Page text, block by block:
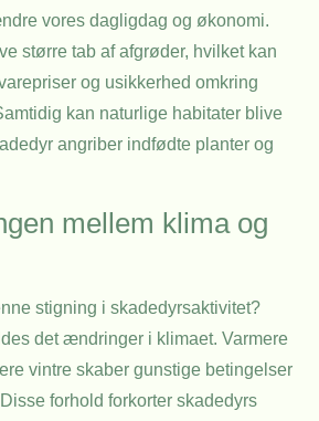
vores dagligdag og økonomi.
større tab af afgrøder, hvilket kan
og usikkerhed omkring
kan naturlige habitater blive
angriber indfødte planter og
mellem klima og
stigning i skadedyrsaktivitet?
det ændringer i klimaet. Varmere
vintre skaber gunstige betingelser
forhold forkorter skadedyrs